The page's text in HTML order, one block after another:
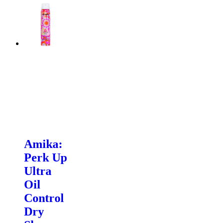
Amika:
Perk Up
Ultra
Oil
Control
Dry